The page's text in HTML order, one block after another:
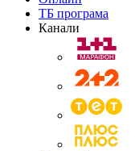
ТБ програма
Канали